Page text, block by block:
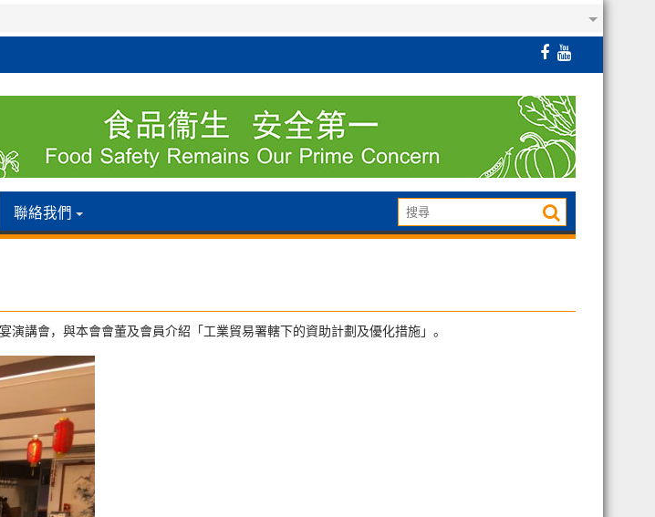
聯絡我們
講會，與本會會董及會員介紹「工業貿易署轄下的資助計劃及優化措施」。